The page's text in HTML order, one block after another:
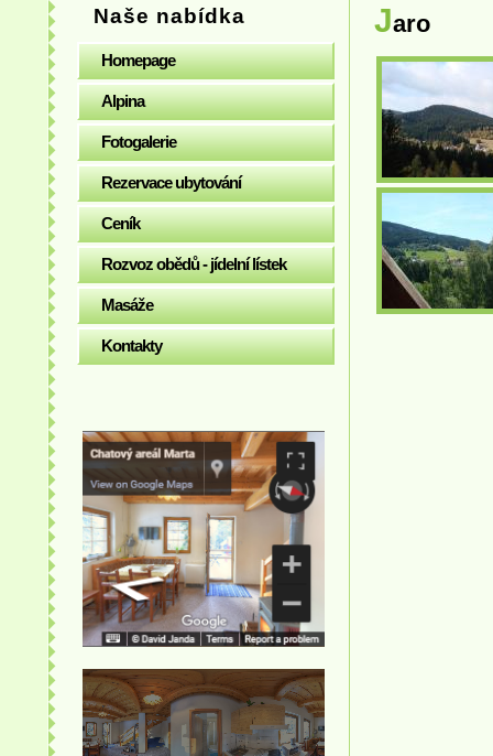
Naše nabídka
Homepage
Alpina
Fotogalerie
Rezervace ubytování
Ceník
Rozvoz obědů - jídelní lístek
Masáže
Kontakty
Jaro